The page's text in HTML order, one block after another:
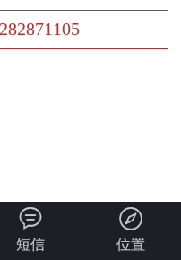

短信

位置